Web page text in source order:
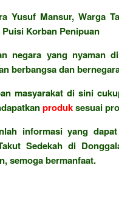
Yusuf Mansur, Warga
Korban Penipuan
negara yang nyaman
berbangsa dan
masyarakat di sini
produksesuai
informasi yang
Sedekah di
semoga bermanfaat.